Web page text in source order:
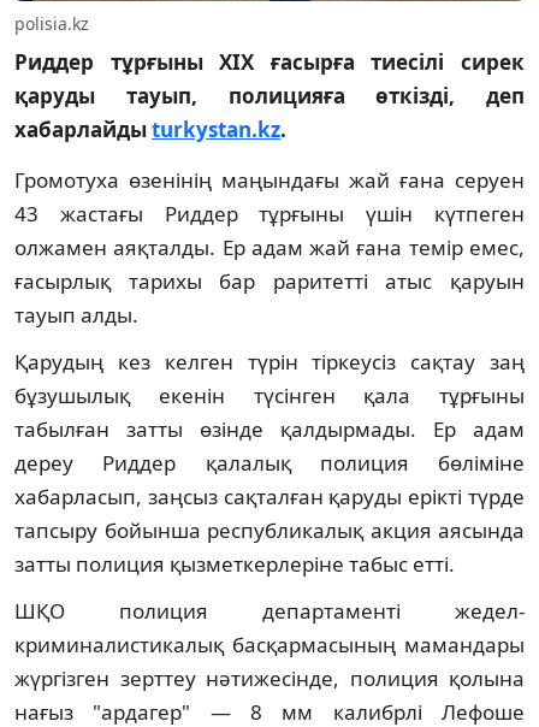
polisia.kz
Риддер тұрғыны XIX ғасырға тиесілі сирек
қаруды тауып, полицияға өткізді, деп
хабарлайдыturkystan.kz.
Громотуха өзенінің маңындағы жай ғана серуен
43 жастағы Риддер тұрғыны үшін күтпеген
олжамен аяқталды. Ер адам жай ғана темір емес,
ғасырлық тарихы бар раритетті атыс қаруын
тауып алды.
Қарудың кез келген түрін тіркеусіз сақтау заң
бұзушылық екенін түсінген қала тұрғыны
табылған затты өзінде қалдырмады. Ер адам
дереу Риддер қалалық полиция бөліміне
хабарласып, заңсыз сақталған қаруды ерікті түрде
тапсыру бойынша республикалық акция аясында
затты полиция қызметкерлеріне табыс етті.
ШҚО полиция департаменті жедел-
криминалистикалық басқармасының мамандары
жүргізген зерттеу нәтижесінде, полиция қолына
нағыз "ардагер" — 8 мм калибрлі Лефоше